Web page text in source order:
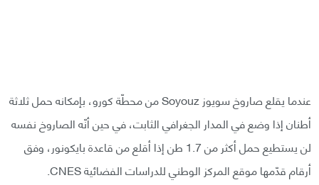
عندما يقلع صاروخ سويوز Soyouz من محطّة كورو، بإمكانه حمل ثلاثة
أطنان إذا وضع في المدار الجغرافي الثابت، في حين أنّه الصاروخ نفسه
لن يستطيع حمل أكثر من 1.7 طن إذا أقلع من قاعدة بايكونور، وفق
أرقام قدّمها موقع المركز الوطني للدراسات الفضائية CNES.